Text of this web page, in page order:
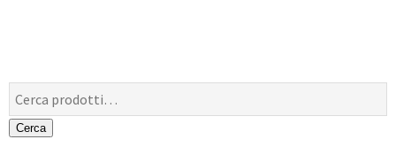
Cerca:
Cerca